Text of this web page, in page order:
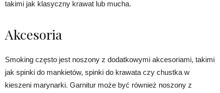
takimi jak klasyczny krawat lub mucha.
Akcesoria
Smoking często jest noszony z dodatkowymi akcesoriami, takimi
jak spinki do mankietów, spinki do krawata czy chustka w
kieszeni marynarki. Garnitur może być również noszony z